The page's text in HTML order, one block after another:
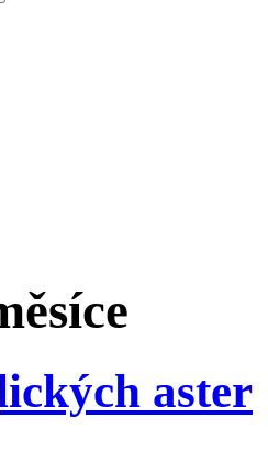
aster